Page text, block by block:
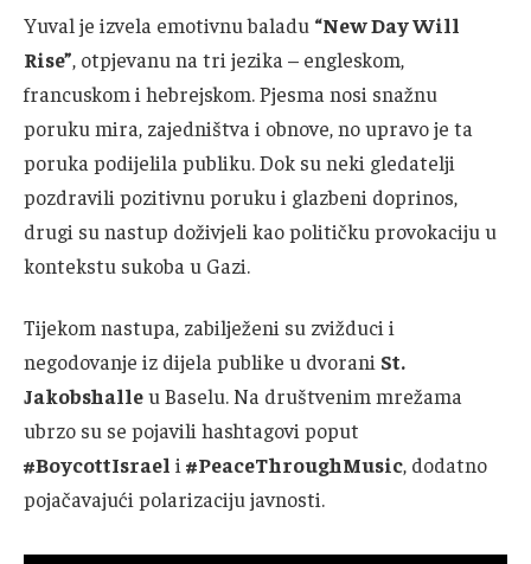
Yuval je izvela emotivnu baladu “New Day Will
Rise”, otpjevanu na tri jezika – engleskom,
francuskom i hebrejskom. Pjesma nosi snažnu
poruku mira, zajedništva i obnove, no upravo je ta
poruka podijelila publiku. Dok su neki gledatelji
pozdravili pozitivnu poruku i glazbeni doprinos,
drugi su nastup doživjeli kao političku provokaciju u
kontekstu sukoba u Gazi.
Tijekom nastupa, zabilježeni su zvižduci i
negodovanje iz dijela publike u dvorani St.
Jakobshalleu Baselu. Na društvenim mrežama
ubrzo su se pojavili hashtagovi poput
#BoycottIsrael i #PeaceThroughMusic, dodatno
pojačavajući polarizaciju javnosti.